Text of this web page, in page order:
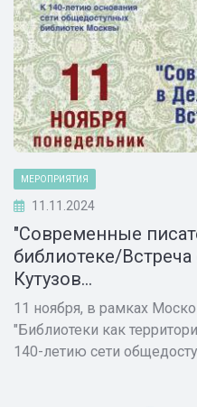
МЕРОПРИЯТИЯ
11.11.2024
"Современные
библиотеке/
Кутузов...
11 ноября, в рамках
"Библиотеки как
140-летию сети